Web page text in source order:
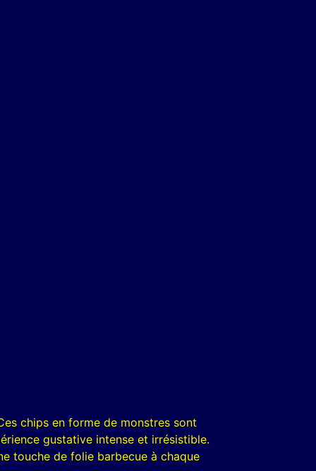
chips en forme de monstres sont
gustative intense et irrésistible.
touche de folie barbecue à chaque